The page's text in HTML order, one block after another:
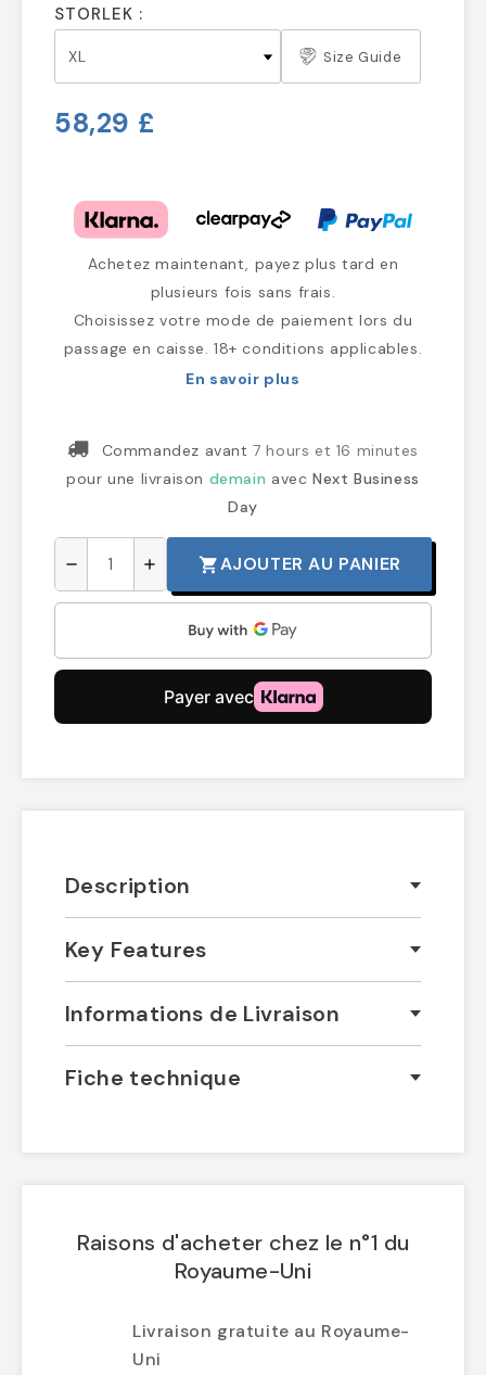
STORLEK :
Size Guide
58,29 £
Achetez maintenant, payez plus tard en
plusieurs fois sans frais.
Choisissez votre mode de paiement lors du
passage en caisse. 18+ conditions applicables.
En savoir plus
Commandez avant7 hours et 16 minutes
pour une livraison demain avec Next Business
Day
remove add shopping_cartAJOUTER AU PANIER
Description
Key Features
Informations de Livraison
Fiche technique
Raisons d'acheter chez le n°1 du
Royaume-Uni
Livraison gratuite au Royaume-
Uni